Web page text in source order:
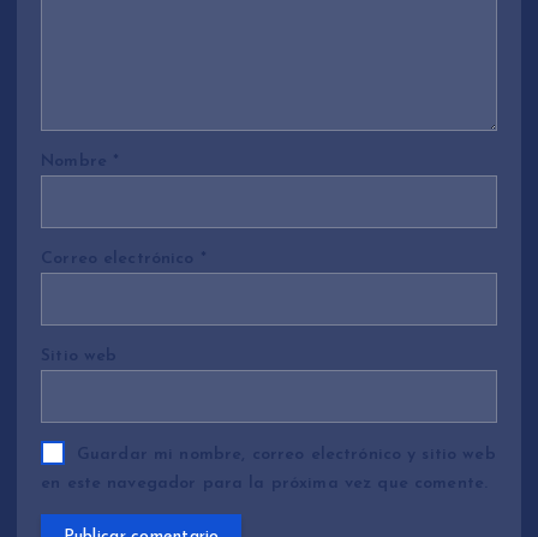
Nombre *
Correo electrónico *
Sitio web
Guardar mi nombre, correo electrónico y sitio web
en este navegador para la próxima vez que comente.